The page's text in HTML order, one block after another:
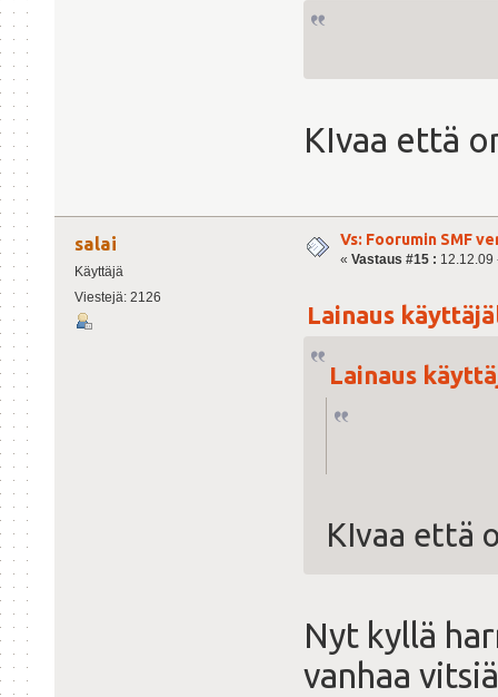
KIvaa että
salai
Käyttäjä
Viestejä: 2126
Vs: Foorumin SMF
« Vastaus #15 : 12.12.09
Lainaus
Lainaus
KIvaa että
Nyt kyllä
vanhaa